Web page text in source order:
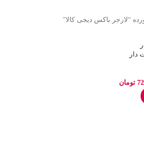
“لارجر باکس دیجی کالا”
دار
تومان